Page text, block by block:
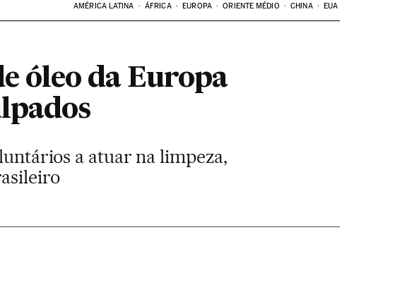
AMÉRICA LATINA ÁFRICA EUROPA ORIENTE MÉDIO CHINA EUA
óleo da Europa
a atuar na limpeza,